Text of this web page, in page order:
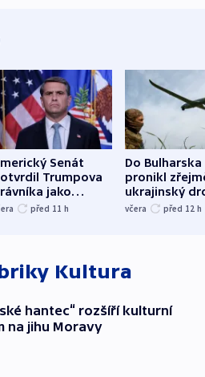
Senát
Trumpova
jako
před 11 h
Do Bulharska
pronikl
ukrajinský
explodoval
včera před 12 h
Kultura
hantec“ rozšíří kulturní
na jihu Moravy